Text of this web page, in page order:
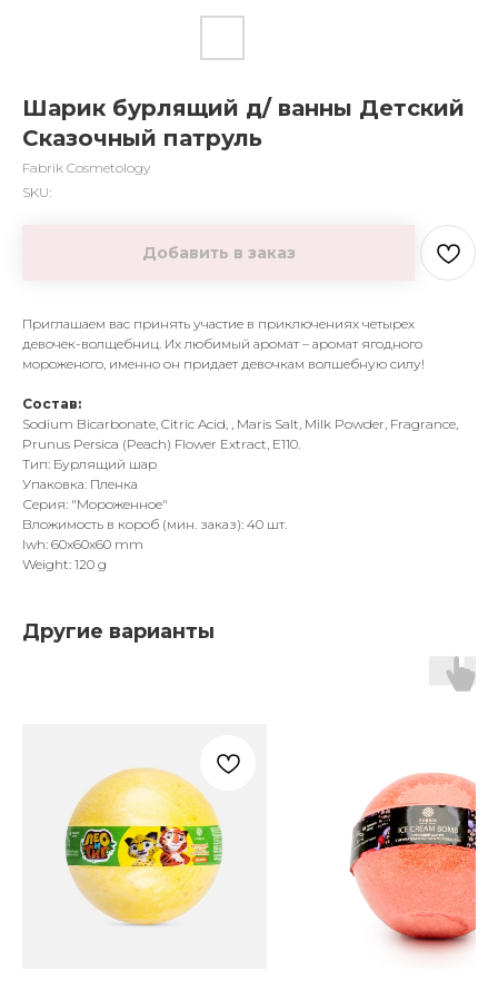
Шарик бурлящий д/ ванны Детский
Сказочный патруль
Fabrik Cosmetology
SKU:
Добавить в заказ
Приглашаем вас принять участие в приключениях четырех
девочек-волщебниц. Их любимый аромат – аромат ягодного
мороженого, именно он придает девочкам волшебную силу!
Состав:
Sodium Bicarbonate, Citric Acid, , Maris Salt, Milk Powder, Fragrance,
Prunus Persica (Peach) Flower Extract, Е110.
Тип: Бурлящий шар
Упаковка: Пленка
Серия: "Мороженное"
Вложимость в короб (мин. заказ): 40 шт.
lwh: 60x60x60 mm
Weight: 120 g
Другие варианты